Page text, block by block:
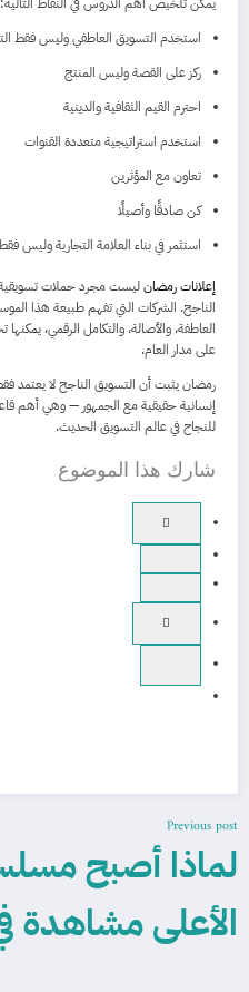
استخدم التسويق العاطفي وليس فقط
ركز على القصة وليس المنتج
احترم القيم الثقافية والدينية
استخدم استراتيجية متعددة القنوات
تعاون مع المؤثرين
كن صادقًا وأصيلًا
استثمر في بناء العلامة التجارية وليس
إعلانات رمضانليست مجرد حملات
الناجح. الشركات التي تفهم طبيعة هذا
العاطفة، والأصالة، والتكامل الرقمي،
على مدار العام.
رمضان يثبت أن التسويق الناجح لا يعتمد
إنسانية حقيقية مع الجمهور — وهي أهم
للنجاح في عالم التسويق الحديث.
شارك هذا الموضوع
Previous post
لماذا أصبح
الأعلى مشاهدة في